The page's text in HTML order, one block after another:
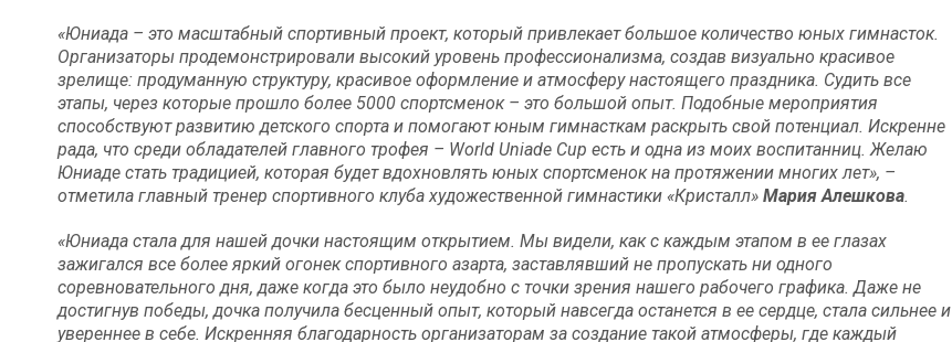
«Юниада – это масштабный спортивный проект, который привлекает большое количество юных гимнасток.
Организаторы продемонстрировали высокий уровень профессионализма, создав визуально красивое
зрелище: продуманную структуру, красивое оформление и атмосферу настоящего праздника. Судить все
этапы, через которые прошло более 5000 спортсменок – это большой опыт. Подобные мероприятия
способствуют развитию детского спорта и помогают юным гимнасткам раскрыть свой потенциал. Искренне
рада, что среди обладателей главного трофея – World Uniade Cup есть и одна из моих воспитанниц. Желаю
Юниаде стать традицией, которая будет вдохновлять юных спортсменок на протяжении многих лет», –
отметила главный тренер спортивного клуба художественной гимнастики «Кристалл» Мария Алешкова.
«Юниада стала для нашей дочки настоящим открытием. Мы видели, как с каждым этапом в ее глазах
зажигался все более яркий огонек спортивного азарта, заставлявший не пропускать ни одного
соревновательного дня, даже когда это было неудобно с точки зрения нашего рабочего графика. Даже не
достигнув победы, дочка получила бесценный опыт, который навсегда останется в ее сердце, стала сильнее и
увереннее в себе. Искренняя благодарность организаторам за создание такой атмосферы, где каждый